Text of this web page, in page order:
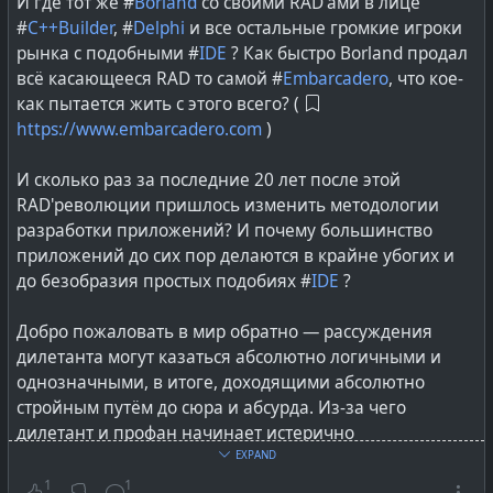
#java #lang_ru@Russia
директор «C3D Labs» — компании делающей
геометрическое ядро, используемое и в #КОМПАС-3d
и в #NanoCADи ещё в 58 других продуктах разных
компаний.
Может и ошибаюсь, но впечатление от Дмитрия
с комплексом неполноценности, без мозгов и без
чувства меры, привыкший полагаться лишь на гонор
и демонстрацию амбиций на пустом месте.
Когда компанию представляют такие люди, то
появляется ощущение, что компания в тотальной
выходы на иностранные рынки не спасёт от
надвигающегося неминуемого банкротства или чего-
то такого.
И очень порадовал директор «C3D Labs», как держится
#C++Builder, #Delphi и все остальные громкие игроки
рынка с подобными #IDE ? Как быстро Borland продал
всё касающееся RAD то самой #Embarcadero, что кое-
как пытается жить с этого всего? (
https://www.embarcadero.com)
И сколько раз за последние 20 лет после этой
RAD'революции пришлось изменить методологии
разработки приложений? И почему большинство
приложений до сих пор делаются в крайне убогих и
до безобразия простых подобиях #IDE ?
Добро пожаловать в мир обратно — рассуждения
дилетанта могут казаться абсолютно логичными и
однозначными, в итоге, доходящими абсолютно
стройным путём до сюра и абсурда. Из-за чего
дилетант и профан начинает истерично
подпрыгивать и раскидывать вокруг свою нетленку.
Но в реальности любая подобная из пальца
EXPAND
1 1